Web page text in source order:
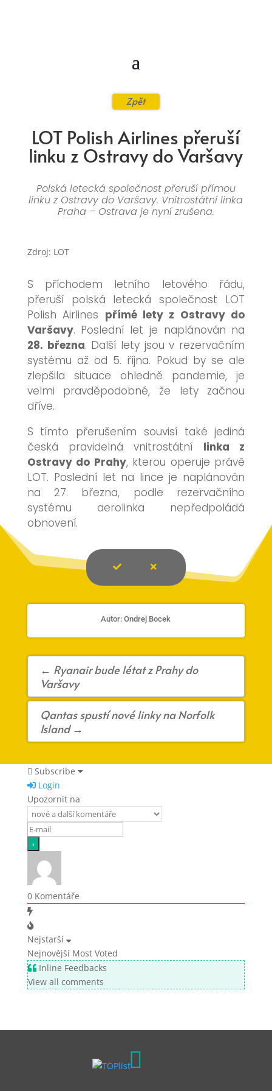
Zpět
LOT Polish Airlines přeruší
linku z Ostravy do Varšavy
Polská letecká společnost přeruší přímou
linku z Ostravy do Varšavy. Vnitrostátní linka
Praha – Ostrava je nyní zrušena.
Zdroj: LOT
S příchodem letního letového řádu,
přeruší polská letecká společnost LOT
Polish Airlines přímé lety z Ostravy do
Varšavy. Poslední let je naplánován na
28. března. Další lety jsou v rezervačním
systému až od 5. října. Pokud by se ale
zlepšila situace ohledně pandemie, je
velmi pravděpodobné, že lety začnou
dříve.
S tímto přerušením souvisí také jediná
česká pravidelná vnitrostátní linka z
Ostravy do Prahy, kterou operuje právě
LOT. Poslední let na lince je naplánován
na 27. března, podle rezervačního
systému aerolinka nepředpoládá
obnovení.
Autor: Ondrej Bocek
← Ryanair bude létat z Prahy do
Varšavy
Qantas spustí nové linky na Norfolk
Island→
Subscribe
Login
Upozornit na
0Komentáře
Nejstarší
Nejnovější Most Voted
Inline Feedbacks
View all comments
